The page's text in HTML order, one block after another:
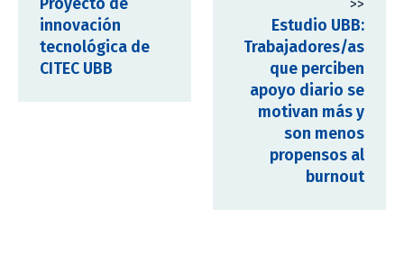
Proyecto de
innovación
tecnológica de
CITEC UBB
>>
Estudio UBB:
Trabajadores/as
que perciben
apoyo diario se
motivan más y
son menos
propensos al
burnout